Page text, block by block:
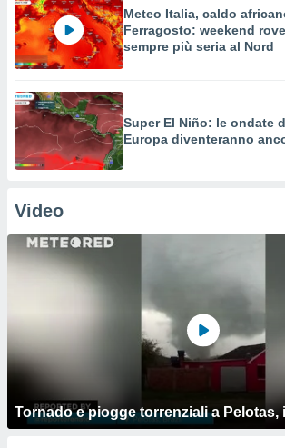
Meteo Italia, caldo
Ferragosto: weekend
sempre più seria al Nord
Super El Niño: le ondate
Europa diventeranno
Video
Tornado e piogge torrenziali a Pelotas,